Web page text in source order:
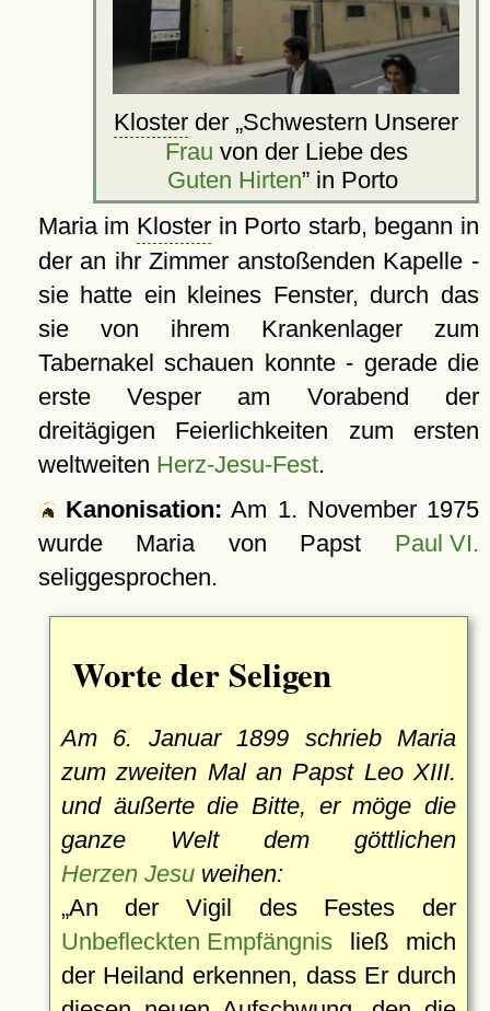
Kloster der Schwestern Unserer
Frau von der Liebe des
Guten Hirten in Porto
Maria im Kloster in Porto starb, begann in
der an ihr Zimmer anstoßenden Kapelle -
sie hatte ein kleines Fenster, durch das
sie von ihrem Krankenlager zum
Tabernakel schauen konnte - gerade die
erste Vesper am Vorabend der
dreitägigen Feierlichkeiten zum ersten
weltweiten Herz-Jesu-Fest.
Kanonisation: Am 1. November 1975
wurde Maria von Papst Paul VI.
seliggesprochen.
Worte der Seligen
Am 6. Januar 1899 schrieb Maria
zum zweiten Mal an Papst Leo XIII.
und äußerte die Bitte, er möge die
ganze Welt dem göttlichen
Herzen Jesuweihen:
An der Vigil des Festes der
Unbefleckten Empfängnisließ mich
der Heiland erkennen, dass Er durch